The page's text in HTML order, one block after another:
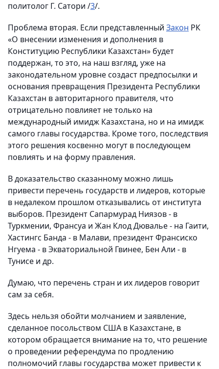
политолог Г. Сатори /3/.
Проблема вторая. Если представленный Закон РК
«О внесении изменения и дополнения в
Конституцию Республики Казахстан» будет
поддержан, то это, на наш взгляд, уже на
законодательном уровне создаст предпосылки и
основания превращения Президента Республики
Казахстан в авторитарного правителя, что
отрицательно повлияет не только на
международный имидж Казахстана, но и на имидж
самого главы государства. Кроме того, последствия
этого решения косвенно могут в последующем
повлиять и на форму правления.
В доказательство сказанному можно лишь
привести перечень государств и лидеров, которые
в недалеком прошлом отказывались от института
выборов. Президент Сапармурад Ниязов - в
Туркмении, Франсуа и Жан Клод Дювалье - на Гаити,
Хастингс Банда - в Малави, президент Франсиско
Нгуема - в Экваториальной Гвинее, Бен Али - в
Тунисе и др.
Думаю, что перечень стран и их лидеров говорит
сам за себя.
Здесь нельзя обойти молчанием и заявление,
сделанное посольством США в Казахстане, в
котором обращается внимание на то, что решение
о проведении референдума по продлению
полномочий главы государства может привести к